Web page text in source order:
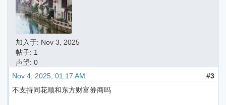
加入于: Nov 3, 2025
帖子: 1
声望: 0
Nov 4, 2025, 01:17 AM
#3
不支持同花顺和东方财富券商吗